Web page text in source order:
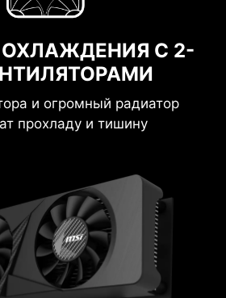
С 2-
и огромный радиатор
прохладу и тишину